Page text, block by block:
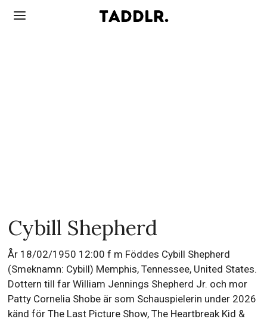
Cybill Shepherd
År 18/02/1950 12:00 f m Föddes Cybill Shepherd
(Smeknamn: Cybill) Memphis, Tennessee, United States.
Dottern till far William Jennings Shepherd Jr. och mor
Patty Cornelia Shobe är som Schauspielerin under 2026
känd för The Last Picture Show, The Heartbreak Kid &